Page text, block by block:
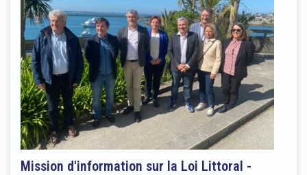
Mission d'information sur la Loi Littoral -